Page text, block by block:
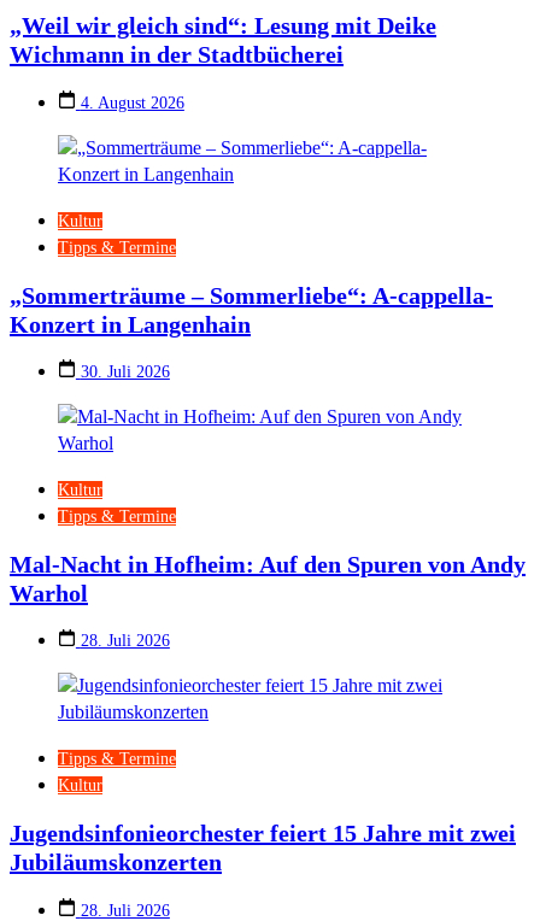
„Weil wir gleich sind“: Lesung mit Deike
Wichmann in der Stadtbücherei
4. August 2026
Kultur
Tipps & Termine
„Sommerträume – Sommerliebe“: A-cappella-
Konzert in Langenhain
30. Juli 2026
Kultur
Tipps & Termine
Mal-Nacht in Hofheim: Auf den Spuren von Andy
Warhol
28. Juli 2026
Tipps & Termine
Kultur
Jugendsinfonieorchester feiert 15 Jahre mit zwei
Jubiläumskonzerten
28. Juli 2026